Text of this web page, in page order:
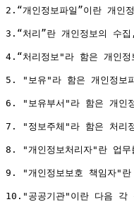
2.“개인정보파일”이란 개
3.“처리”란 개인정보의
4.“처리정보"라 함은 개인정
5. "보유"라 함은 개인정보
6. "보유부서"라 함은 개인
7. "정보주체"라 함은 처리
8. "개인정보처리자"란 업무
9. "개인정보보호 책임자"란
10."공공기관"이란 다음 각